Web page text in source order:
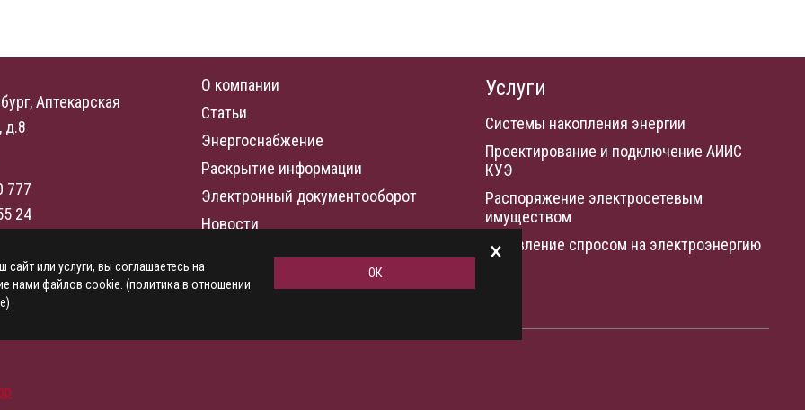
Аптекарская
д.8
777
24
О компании
Статьи
Энергоснабжение
Раскрытие информации
Электронный документооборот
Новости
Карта сайта
Услуги
Системы накопления энергии
Проектирование и подключение АИИС
КУЭ
Распоряжение электросетевым
имуществом
Управление спросом на электроэнергию
сайт или услуги, вы соглашаетесь на
нами файлов cookie. (политика в отношении
ОК
×